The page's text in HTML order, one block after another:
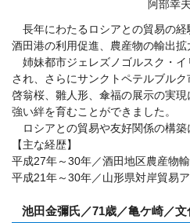
阿部幸
長年にわたるロシアとの貿易の経
酒田港の利用促進、農産物の輸出拡
姉妹都市ジェレズノゴルスク・
され、さらにサンクトペテルブル
啓翁桜、雛人形、傘福の展示の実
強い絆を育むことができました。
ロシアとの貿易や友好関係の構築
【主な経歴】
平成27年～30年／酒田地区農産物
平成21年～30年／山形県対岸貿易
池田金彌氏／71歳／亀ケ崎／文